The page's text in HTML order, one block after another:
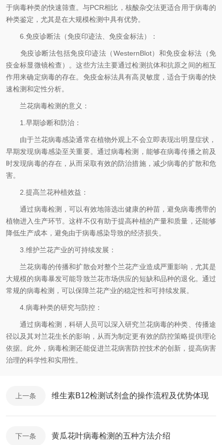
于病毒种类的快速筛查。与PCR相比，核酸杂交法更适合用于病毒的
种类鉴定，尤其是在大规模检测中具有优势。
6.免疫诊断法（免疫印迹法、免疫金标法）：
免疫诊断法包括免疫印迹法（WesternBlot）和免疫金标法（免
疫金标显微镜检查）。这些方法主要通过检测抗体和抗原之间的相互
作用来确定病毒的存在。免疫金标法具有高灵敏度，适合于病毒的快
速检测和定性分析。
兰花病毒检测的意义：
1.早期诊断和防治：
由于兰花病毒感染通常在植物外观上不会立即表现出明显症状，
早期发现病毒感染至关重要。通过病毒检测，能够在病毒传播之前及
时发现病毒的存在，从而采取有效的防治措施，减少病毒的扩散和危
害。
2.提高兰花种植效益：
通过病毒检测，可以有效地筛选出健康的种苗，避免病毒携带的
植物进入生产环节。这样不仅有助于提高种植的产量和质量，还能够
降低生产成本，避免由于病毒感染导致的经济损失。
3.维护兰花产业的可持续发展：
兰花病毒的传播和扩散会对整个兰花产业造成严重影响，尤其是
大规模的病毒暴发可能导致兰花市场供应的短缺和品种的退化。通过
常规的病毒检测，可以保障兰花产业的稳定性和可持续发展。
4.病毒种类的研究与防控：
通过病毒检测，科研人员可以深入研究兰花病毒的种类、传播途
径以及其对兰花生长的影响，从而为制定更有效的防控策略提供理论
依据。此外，病毒检测还能促进兰花病害防控技术的创新，提高病害
治理的科学性和实用性。
上一条 维生素B12检测试剂盒的操作流程及优势体现
下一条 黄瓜花叶病毒检测的五种方法介绍